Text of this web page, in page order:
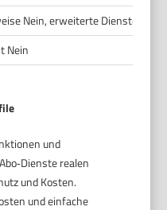
Nein, erweiterte Dienste teils
Nein
und
realen
und Kosten.
und einfache